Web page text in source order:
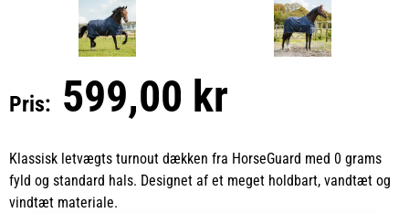
Pris: 599,00 kr
Klassisk letvægts turnout dækken fra HorseGuard med 0 grams
fyld og standard hals. Designet af et meget holdbart, vandtæt og
vindtæt materiale.